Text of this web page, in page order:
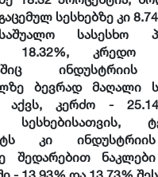
სესხებზე კი
სასესხო
18.32%, კრედო
ბევრად მაღალი
აქვს, კერძო -
სესხებისათვის,
კი
შედარებით